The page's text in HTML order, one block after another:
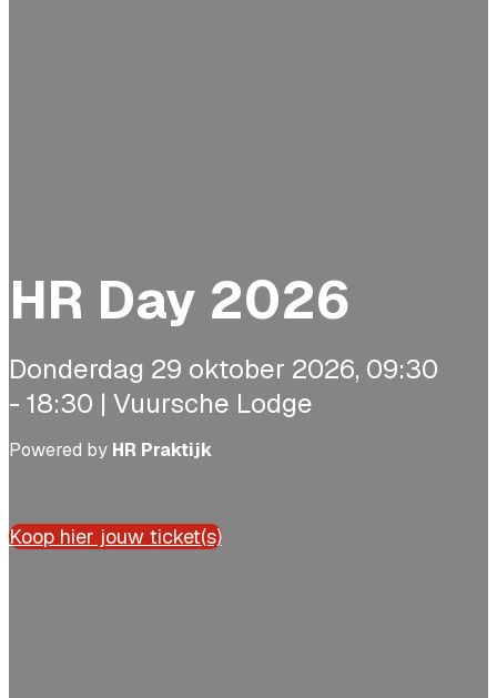
HR Day 2026
Donderdag 29 oktober 2026, 09:30
- 18:30 | Vuursche Lodge
Powered by HR Praktijk
Koop hier jouw ticket(s)